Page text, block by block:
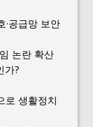
·공급망 보안
논란 확산
가?
로 생활정치